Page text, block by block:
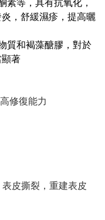
素等，具有抗氧化，
，舒緩濕疹，提高曬
質和褐藻醣膠，對於
著
修復能力
皮撕裂，重建表皮